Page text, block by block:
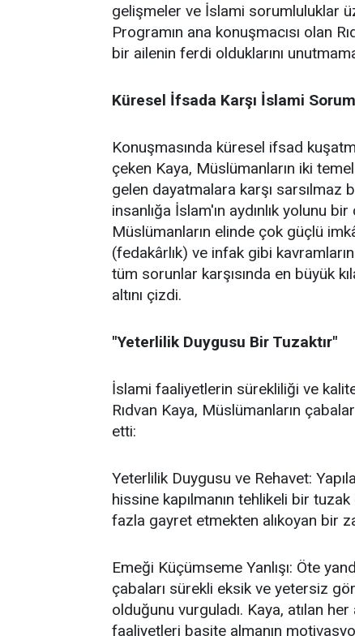
gelişmeler ve İslami sorumluluklar
Programın ana konuşmacısı olan
bir ailenin ferdi olduklarını
Küresel İfsada Karşı İslami
Konuşmasında küresel ifsad
çeken Kaya, Müslümanların iki
gelen dayatmalara karşı sarsılmaz
insanlığa İslam'ın aydınlık yolunu
Müslümanların elinde çok güçlü
(fedakârlık) ve infak gibi
tüm sorunlar karşısında en büyük
altını çizdi.
"Yeterlilik Duygusu Bir Tuzaktır"
İslami faaliyetlerin sürekliliği ve
Rıdvan Kaya, Müslümanların
etti:
Yeterlilik Duygusu ve Rehavet:
hissine kapılmanın tehlikeli bir
fazla gayret etmekten alıkoyan bir
Emeği Küçümseme Yanlışı: Öte
çabaları sürekli eksik ve yetersiz
olduğunu vurguladı. Kaya, atılan
faaliyetleri basite almanın